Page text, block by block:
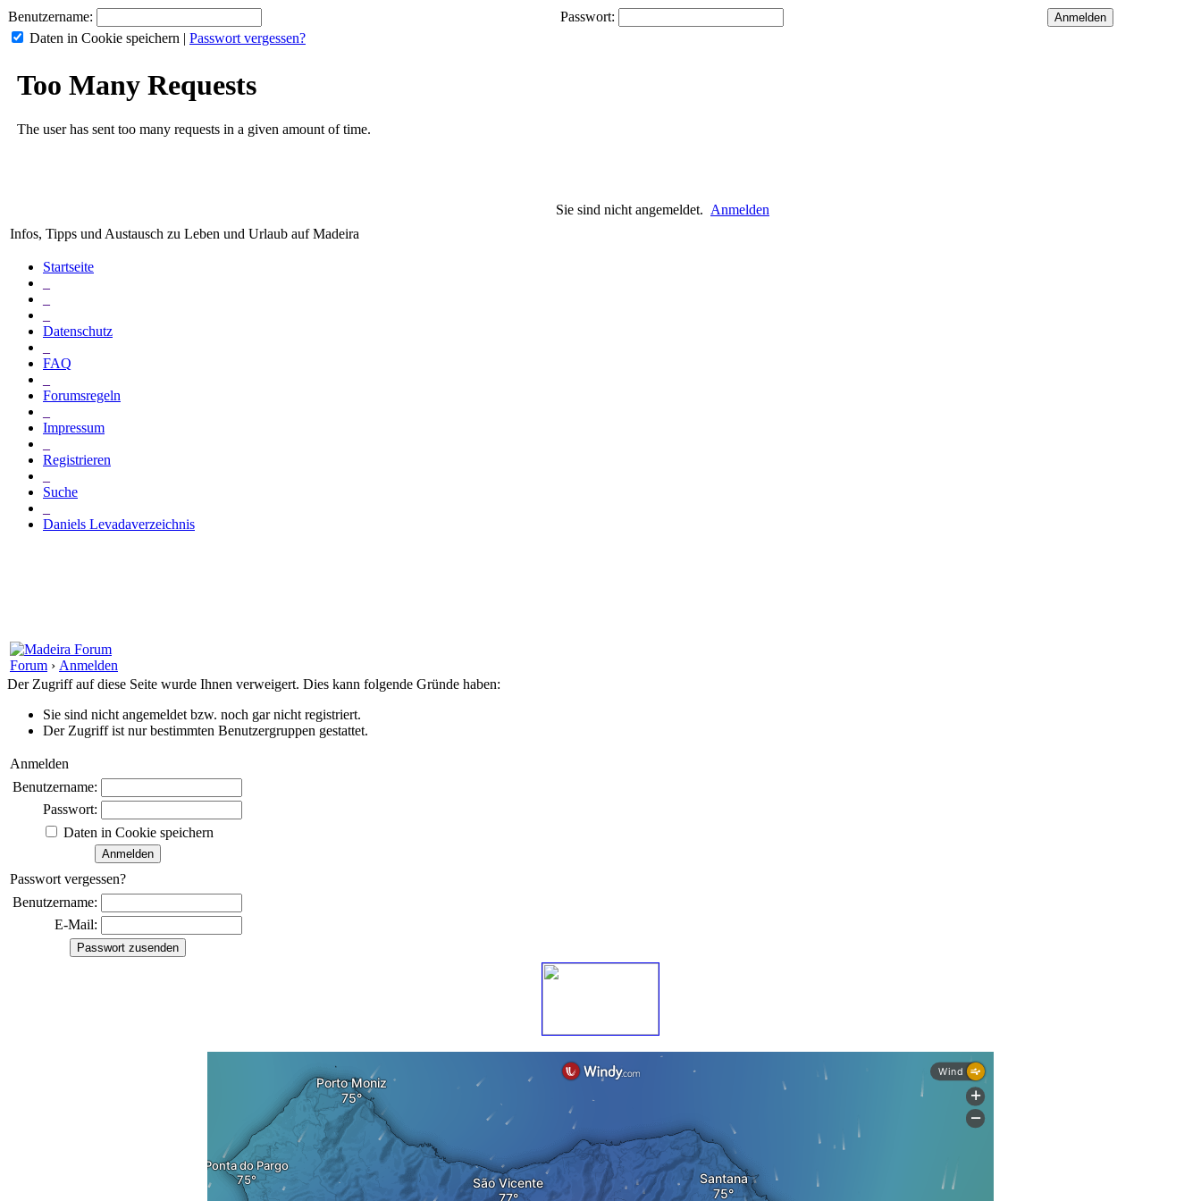
Benutzername:
Passwort:
Daten in Cookie speichern | Passwort vergessen?
Sie sind nicht angemeldet. Anmelden
Infos, Tipps und Austausch zu Leben und Urlaub auf Madeira
Startseite
Datenschutz
FAQ
Forumsregeln
Impressum
Registrieren
Suche
Daniels Levadaverzeichnis
Forum › Anmelden
Der Zugriff auf diese Seite wurde Ihnen verweigert. Dies kann folgende Gründe haben:
Sie sind nicht angemeldet bzw. noch gar nicht registriert.
Der Zugriff ist nur bestimmten Benutzergruppen gestattet.
Anmelden
Benutzername:
Passwort:
Daten in Cookie speichern
Passwort vergessen?
Benutzername:
E-Mail: